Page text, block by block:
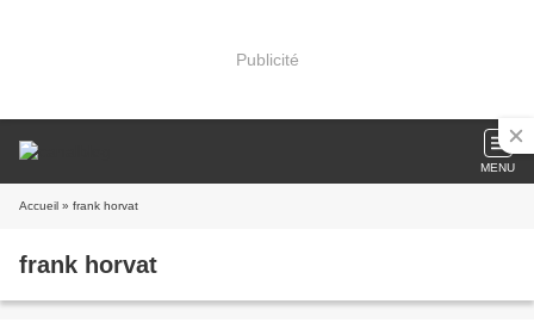
Publicité
MENU
Accueil » frank horvat
frank horvat